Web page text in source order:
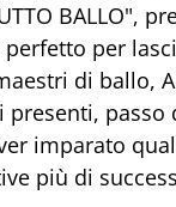
BALLO",
per
di ballo,
presenti,
imparato
più di